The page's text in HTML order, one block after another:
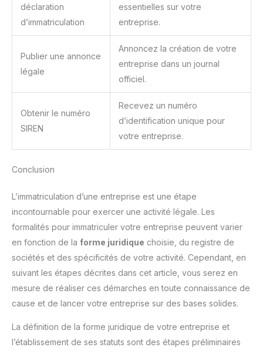
déclaration
d’immatriculation
essentielles sur votre
entreprise.
Publier une annonce
légale
Annoncez la création de votre
entreprise dans un journal
officiel.
Obtenir le numéro
SIREN
Recevez un numéro
d’identification unique pour
votre entreprise.
Conclusion
L’immatriculation d’une entreprise est une étape
incontournable pour exercer une activité légale. Les
formalités pour immatriculer votre entreprise peuvent varier
en fonction de la forme juridique choisie, du registre de
sociétés et des spécificités de votre activité. Cependant, en
suivant les étapes décrites dans cet article, vous serez en
mesure de réaliser ces démarches en toute connaissance de
cause et de lancer votre entreprise sur des bases solides.
La définition de la forme juridique de votre entreprise et
l’établissement de ses statuts sont des étapes préliminaires